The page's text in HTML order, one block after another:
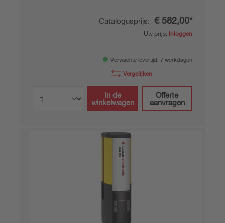
Catalogusprijs: € 582,00*
Uw prijs: Inloggen
Verwachte levertijd: 7 werkdagen
Vergelijken
In de
winkelwagen
Offerte
aanvragen